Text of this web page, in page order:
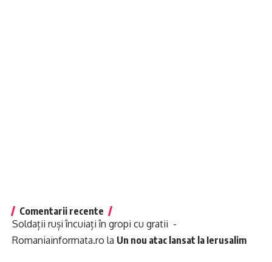
Comentarii recente
Soldații ruși încuiați în gropi cu gratii -
Romaniainformata.ro la Un nou atac lansat la Ierusalim